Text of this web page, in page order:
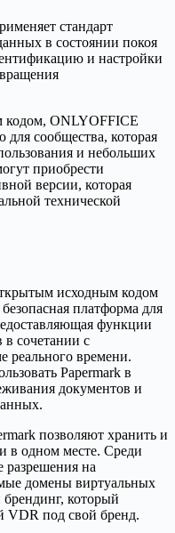
стандарт
в состоянии покоя
и настройки
кодом, ONLYOFFICE
сообщества, которая
и небольших
приобрести
версии, которая
технической
исходным кодом
платформа для
функции
в сочетании с
реального времени.
Papermark в
документов и
позволяют хранить и
в одном месте. Среди
на
домены виртуальных
который
VDR под свой бренд.